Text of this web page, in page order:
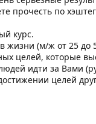
прочесть по
курс.
жизни (м/ж от 25 до
целей, которые
идти за Вами
целей